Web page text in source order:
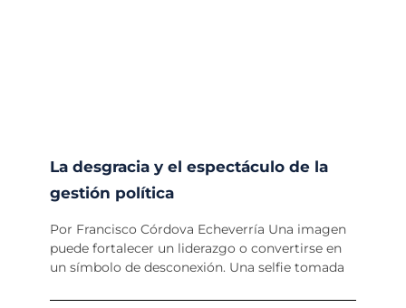
La desgracia y el espectáculo de la
gestión política
Por Francisco Córdova Echeverría Una imagen
puede fortalecer un liderazgo o convertirse en
un símbolo de desconexión. Una selfie tomada